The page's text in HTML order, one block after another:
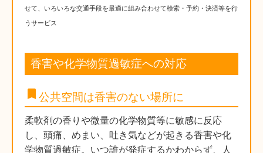
せて、いろいろな交通手段を最適に組み合わせて検索・予約・決済等を行
うサービス
香害や化学物質過敏症への対応
bookmark 公共空間は香害のない場所に
柔軟剤の香りや微量の化学物質等に敏感に反応
し、頭痛、めまい、吐き気などが起きる香害や化
学物質過敏症。いつ誰が発症するかわからず、人